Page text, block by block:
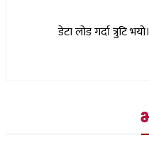
डेटा लोड गर्दा त्रुटि